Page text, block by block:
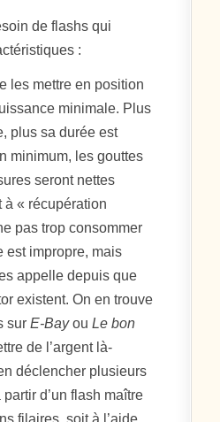
de flashs qui
:
les mettre en position
minimale. Plus
plus sa durée est
minimum, les gouttes
seront nettes
à « récupération
pas trop consommer
est impropre, mais
appelle depuis que
existent. On en trouve
surE-BayouLe bon
de l’argent là-
déclencher plusieurs
d’un flash maître
filaires, soit à l’aide